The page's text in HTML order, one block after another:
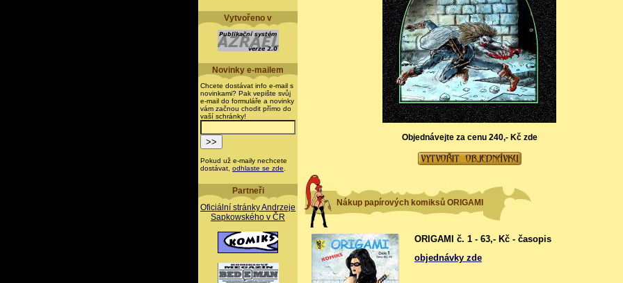
Vytvořeno v
Novinky e-mailem
Chcete dostávat info e-mail s
novinkami? Pak vepište svůj
e-mail do formuláře a novinky
vám začnou chodit přímo do
vaší schránky!
Pokud už e-maily nechcete
dostávat, odhlaste se zde
Partneři
Oficiální stránky Andrzeje
Sapkowského v ČR
Objednávejte za cenu 240,- Kč zde
Nákup papírových komiksů ORIGAMI
ORIGAMI č. 1 - 63,- Kč - časopis
objednávky zde